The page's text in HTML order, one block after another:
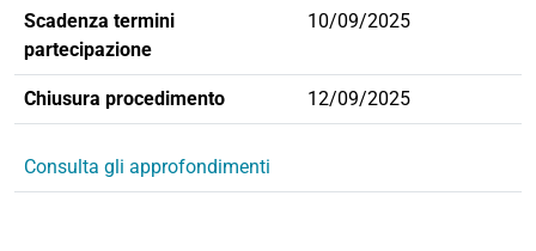
Scadenza termini
partecipazione
10/09/2025
Chiusura procedimento 12/09/2025
Consulta gli approfondimenti